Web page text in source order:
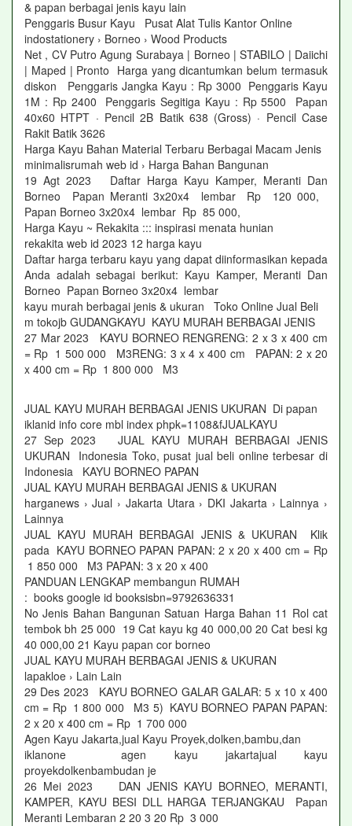
& papan berbagai jenis kayu lain
Penggaris Busur Kayu Pusat Alat Tulis Kantor Online
indostationery › Borneo › Wood Products
Net , CV Putro Agung Surabaya | Borneo | STABILO | Daiichi
| Maped | Pronto Harga yang dicantumkan belum termasuk
diskon Penggaris Jangka Kayu : Rp 3000 Penggaris Kayu
1M : Rp 2400 Penggaris Segitiga Kayu : Rp 5500 Papan
40x60 HTPT · Pencil 2B Batik 638 (Gross) · Pencil Case
Rakit Batik 3626
Harga Kayu Bahan Material Terbaru Berbagai Macam Jenis
minimalisrumah web id › Harga Bahan Bangunan
19 Agt 2023 Daftar Harga Kayu Kamper, Meranti Dan
Borneo Papan Meranti 3x20x4 lembar Rp 120 000,
Papan Borneo 3x20x4 lembar Rp 85 000,
Harga Kayu ~ Rekakita ::: inspirasi menata hunian
rekakita web id 2023 12 harga kayu
Daftar harga terbaru kayu yang dapat diinformasikan kepada
Anda adalah sebagai berikut: Kayu Kamper, Meranti Dan
Borneo Papan Borneo 3x20x4 lembar
kayu murah berbagai jenis & ukuran Toko Online Jual Beli
m tokojb GUDANGKAYU KAYU MURAH BERBAGAI JENIS
27 Mar 2023 KAYU BORNEO RENGRENG: 2 x 3 x 400 cm
= Rp 1 500 000 M3RENG: 3 x 4 x 400 cm PAPAN: 2 x 20
x 400 cm = Rp 1 800 000 M3
JUAL KAYU MURAH BERBAGAI JENIS UKURAN Di papan
iklanid info core mbl index phpk=1108&fJUALKAYU
27 Sep 2023 JUAL KAYU MURAH BERBAGAI JENIS
UKURAN Indonesia Toko, pusat jual beli online terbesar di
Indonesia KAYU BORNEO PAPAN
JUAL KAYU MURAH BERBAGAI JENIS & UKURAN
harganews › Jual › Jakarta Utara › DKI Jakarta › Lainnya ›
Lainnya
JUAL KAYU MURAH BERBAGAI JENIS & UKURAN Klik
pada KAYU BORNEO PAPAN PAPAN: 2 x 20 x 400 cm = Rp
1 850 000 M3 PAPAN: 3 x 20 x 400
PANDUAN LENGKAP membangun RUMAH
: books google id booksisbn=9792636331
No Jenis Bahan Bangunan Satuan Harga Bahan 11 Rol cat
tembok bh 25 000 19 Cat kayu kg 40 000,00 20 Cat besi kg
40 000,00 21 Kayu papan cor borneo
JUAL KAYU MURAH BERBAGAI JENIS & UKURAN
lapakloe › Lain Lain
29 Des 2023 KAYU BORNEO GALAR GALAR: 5 x 10 x 400
cm = Rp 1 800 000 M3 5) KAYU BORNEO PAPAN PAPAN:
2 x 20 x 400 cm = Rp 1 700 000
Agen Kayu Jakarta,jual Kayu Proyek,dolken,bambu,dan
iklanone agen kayu jakartajual kayu
proyekdolkenbambudan je
26 Mei 2023 DAN JENIS KAYU BORNEO, MERANTI,
KAMPER, KAYU BESI DLL HARGA TERJANGKAU Papan
Meranti Lembaran 2 20 3 20 Rp 3 000